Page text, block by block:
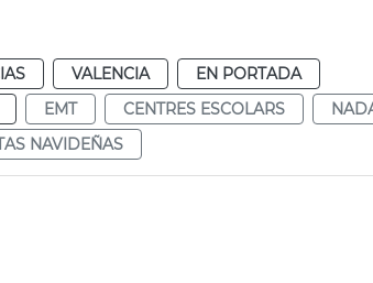
VALENCIA
EN PORTADA
EMT CENTRES ESCOLARS
NAVIDEÑAS